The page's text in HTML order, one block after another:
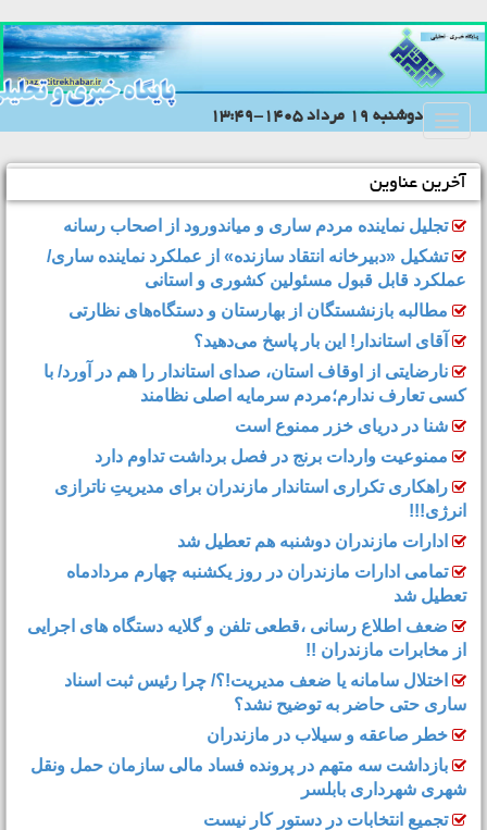
Toggleدوشنبه 19 مرداد 1405-13:49
آخرین عناوین
تجلیل نماینده مردم ساری و میاندورود از اصحاب رسانه
تشکیل «دبیرخانه انتقاد سازنده» از عملکرد نماینده ساری/
عملکرد قابل قبول مسئولین کشوری و استانی
مطالبه بازنشستگان از بهارستان و دستگاه‌های نظارتی
آقای استاندار! این بار پاسخ می‌دهید؟
نارضایتی از اوقاف استان، صدای استاندار را هم در آورد/ با
کسی تعارف ندارم؛مردم سرمایه اصلی نظامند
شنا در دریای خزر ممنوع است
ممنوعیت واردات برنج در فصل برداشت تداوم دارد
راهکاری تکراری استاندار مازندران برای مدیریتِ ناترازی
انرژی!!!
ادارات مازندران دوشنبه هم تعطیل شد
تمامی ادارات مازندران در روز یکشنبه چهارم مردادماه
تعطیل شد
ضعف اطلاع رسانی ،قطعی تلفن و گلایه دستگاه های اجرایی
از مخابرات مازندران !!
اختلال سامانه یا ضعف مدیریت!؟/ چرا رئیس ثبت اسناد
ساری حتی حاضر به توضیح نشد؟
خطر صاعقه و سیلاب در مازندران
بازداشت سه متهم در پرونده فساد مالی سازمان حمل‌ ونقل
شهری شهرداری بابلسر
تجمیع انتخابات در دستور کار نیست